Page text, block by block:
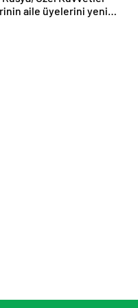
aile üyelerini yeni
bilgilendirdi